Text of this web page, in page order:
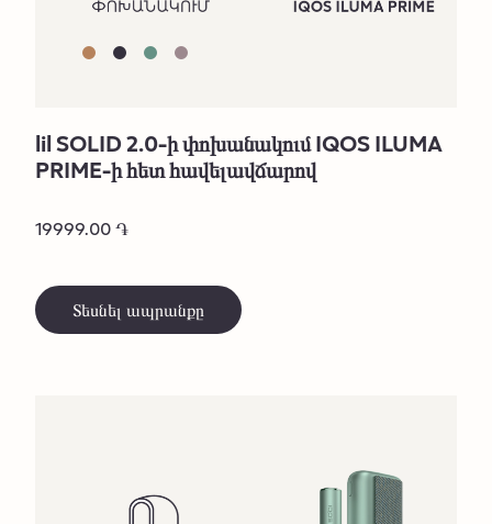
lil SOLID 2.0-ի փոխանակում IQOS ILUMA
PRIME-ի հետ հավելավճարով
19999.00 ֏
Տեսնել ապրանքը